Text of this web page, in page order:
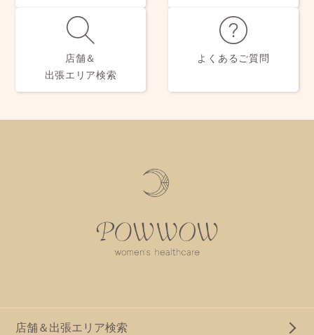
店舗＆
出張エリア検索
よくあるご質問
店舗＆出張エリア検索